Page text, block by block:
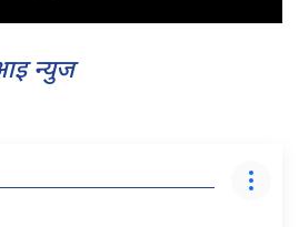
न्युज